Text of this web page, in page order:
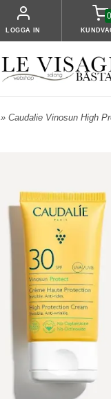
LOGGA IN
0
» Caudalie Vinosun High